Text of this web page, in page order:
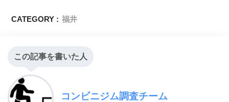
CATEGORY : 福井
この記事を書いた人
コンビニジム調査チーム